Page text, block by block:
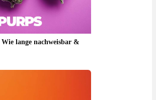
lange nachweisbar &